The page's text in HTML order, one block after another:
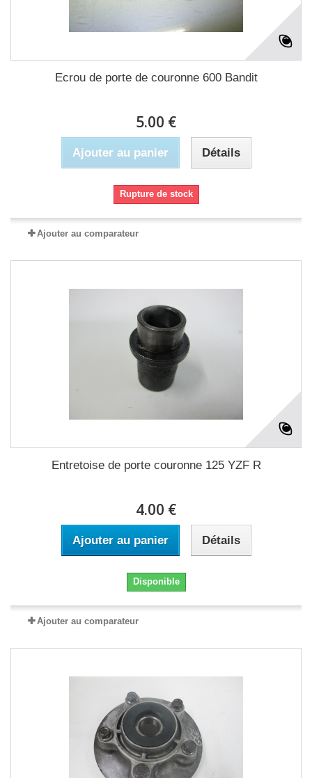
Ecrou de porte de couronne 600 Bandit
5.00 €
Ajouter au panier Détails
Rupture de stock
Ajouter au comparateur
Entretoise de porte couronne 125 YZF R
4.00 €
Ajouter au panier Détails
Disponible
Ajouter au comparateur